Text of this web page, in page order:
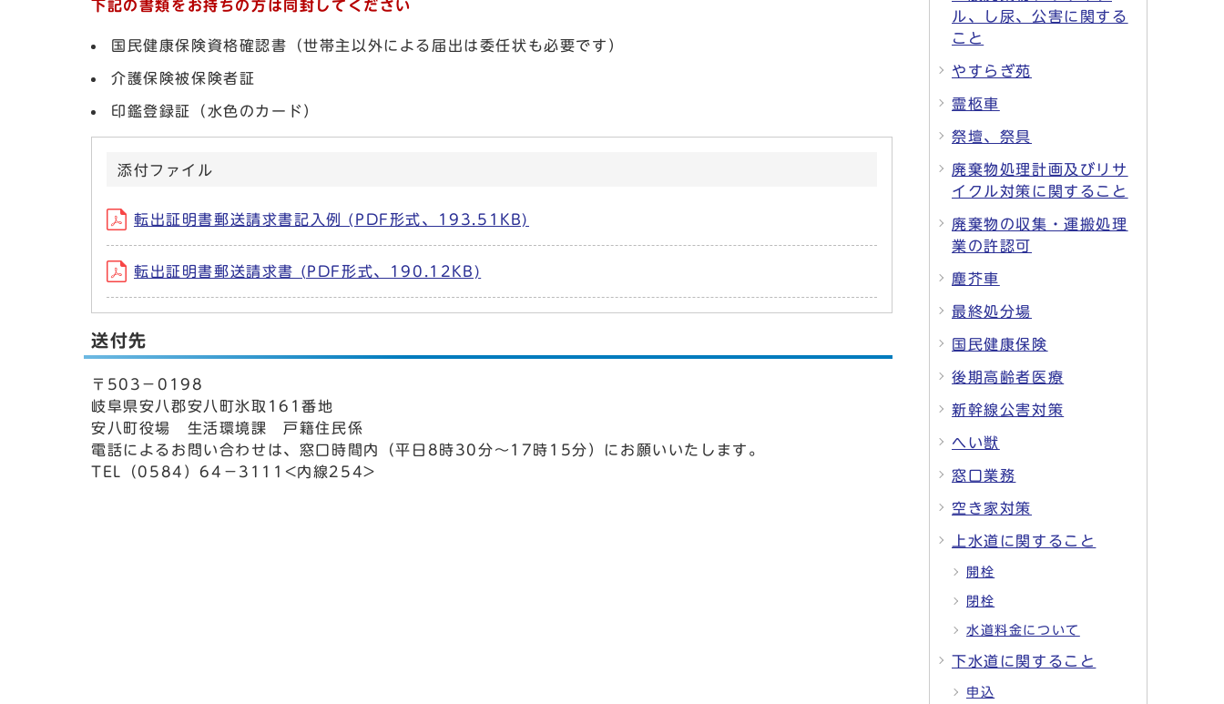
下記の書類をお持ちの方は同封してください
国民健康保険資格確認書（世帯主以外による届出は委任状も必要です）
介護保険被保険者証
印鑑登録証（水色のカード）
添付ファイル
転出証明書郵送請求書記入例 (PDF形式、193.51KB)
転出証明書郵送請求書 (PDF形式、190.12KB)
送付先
〒503－0198
岐阜県安八郡安八町氷取161番地
安八町役場 生活環境課 戸籍住民係
電話によるお問い合わせは、窓口時間内（平日8時30分～17時15分）にお願いいたします。
TEL（0584）64－3111<内線254>
ル、し尿、公害に関する
こと
やすらぎ苑
霊柩車
祭壇、祭具
廃棄物処理計画及びリサ
イクル対策に関すること
廃棄物の収集・運搬処理
業の許認可
塵芥車
最終処分場
国民健康保険
後期高齢者医療
新幹線公害対策
へい獣
窓口業務
空き家対策
上水道に関すること
開栓
閉栓
水道料金について
下水道に関すること
申込